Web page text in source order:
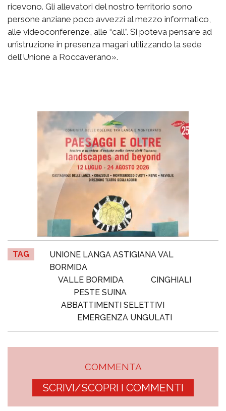
ricevono. Gli allevatori del nostro territorio sono
persone anziane poco avvezzi al mezzo informatico,
alle videoconferenze, alle “call”. Si poteva pensare ad
un’istruzione in presenza magari utilizzando la sede
dell’Unione a Roccaverano».
TAG
UNIONE LANGA ASTIGIANA VAL
BORMIDA
VALLE BORMIDA
CINGHIALI
PESTE SUINA
ABBATTIMENTI SELETTIVI
EMERGENZA UNGULATI
COMMENTA
SCRIVI/SCOPRI I COMMENTI